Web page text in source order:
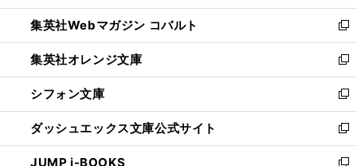
開
く
ウ
で
開
く
ン
ド
ウ
で
開
く
ウ
ィ
ン
ド
ウ
で
開
く
集英社Webマガジン コバルト
新
し
い
ウ
ィ
ン
ド
ウ
で
集英社オレンジ文庫
新
し
い
ウ
ィ
ン
ド
シフォン文庫
新
し
い
ウ
ダッシュエックス文庫公式サイト
新
し
JUMP j-BOOKS